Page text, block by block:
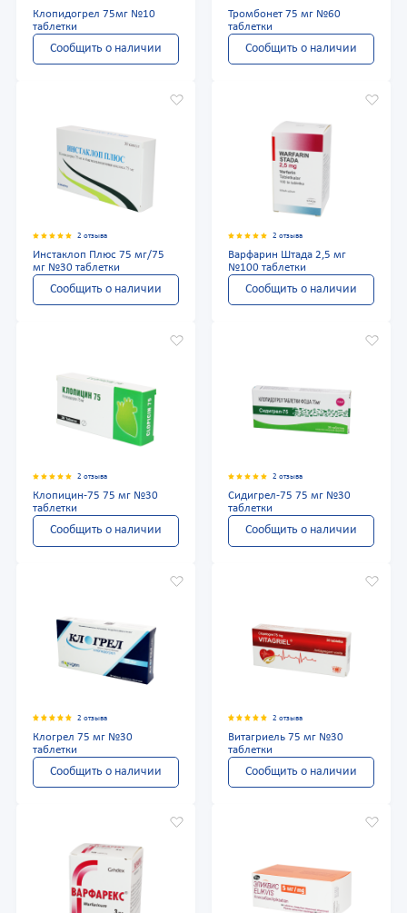
Клопидогрел 75мг №10
таблетки
Сообщить о наличии
Тромбонет 75 мг №60
таблетки
Сообщить о наличии
2 отзыва
Инстаклоп Плюс 75 мг/75
мг №30 таблетки
Сообщить о наличии
2 отзыва
Варфарин Штада 2,5 мг
№100 таблетки
Сообщить о наличии
2 отзыва
Клопицин-75 75 мг №30
таблетки
Сообщить о наличии
2 отзыва
Сидигрел-75 75 мг №30
таблетки
Сообщить о наличии
2 отзыва
Клогрел 75 мг №30
таблетки
Сообщить о наличии
2 отзыва
Витагриель 75 мг №30
таблетки
Сообщить о наличии